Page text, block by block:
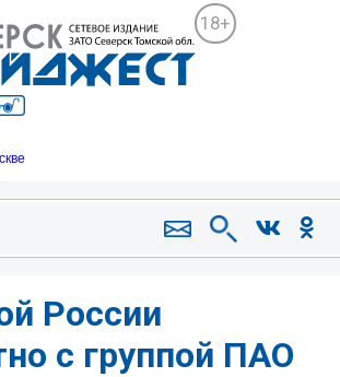
18+
России
с группой ПАО